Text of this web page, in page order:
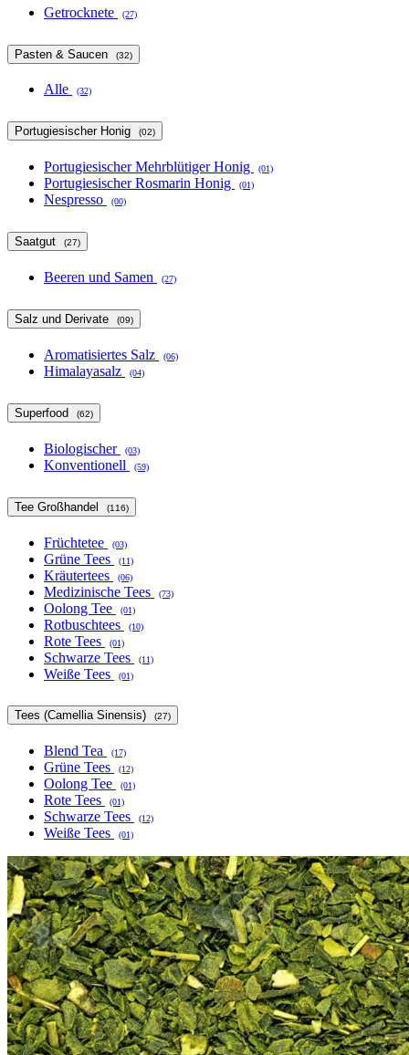
Getrocknete (27)
Pasten & Saucen (32)
Alle (32)
Portugiesischer Honig (02)
Portugiesischer Mehrblütiger Honig (01)
Portugiesischer Rosmarin Honig (01)
Nespresso (00)
Saatgut (27)
Beeren und Samen (27)
Salz und Derivate (09)
Aromatisiertes Salz (06)
Himalayasalz (04)
Superfood (62)
Biologischer (03)
Konventionell (59)
Tee Großhandel (116)
Früchtetee (03)
Grüne Tees (11)
Kräutertees (06)
Medizinische Tees (73)
Oolong Tee (01)
Rotbuschtees (10)
Rote Tees (01)
Schwarze Tees (11)
Weiße Tees (01)
Tees (Camellia Sinensis) (27)
Blend Tea (17)
Grüne Tees (12)
Oolong Tee (01)
Rote Tees (01)
Schwarze Tees (12)
Weiße Tees (01)